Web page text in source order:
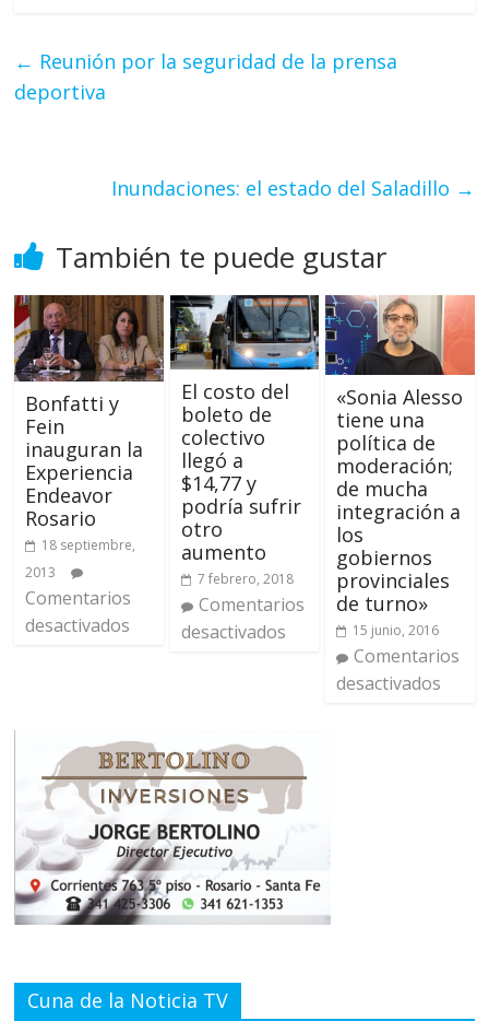
← Reunión por la seguridad de la prensa
deportiva
Inundaciones: el estado del Saladillo →
También te puede gustar
Bonfatti y
Fein
inauguran la
Experiencia
Endeavor
Rosario
18 septiembre,
2013
Comentarios
desactivados
El costo del
boleto de
colectivo
llegó a
$14,77 y
podría sufrir
otro
aumento
7 febrero, 2018
Comentarios
desactivados
«Sonia Alesso
tiene una
política de
moderación;
de mucha
integración a
los
gobiernos
provinciales
de turno»
15 junio, 2016
Comentarios
desactivados
Cuna de la Noticia TV